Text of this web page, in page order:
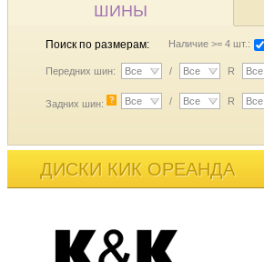
ШИНЫ
Поиск по размерам: Наличие >= 4 шт.:
Передних шин: Все / Все R Все
Задних шин: ? Все / Все R Все
ДИСКИ КИК ОРЕАНДА